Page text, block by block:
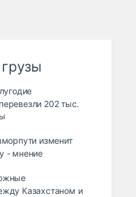
202 тыс.
изменит
- мнение
Казахстаном и